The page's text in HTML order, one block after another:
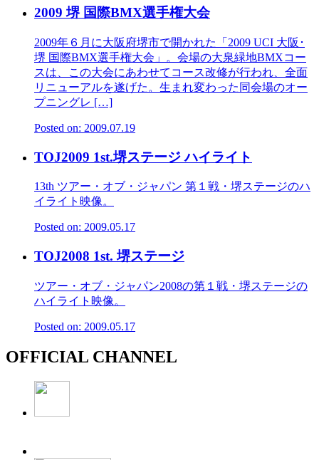
2009 堺 国際BMX選手権大会
2009年６月に大阪府堺市で開かれた「2009 UCI 大阪･
堺 国際BMX選手権大会」。会場の大泉緑地BMXコー
スは、この大会にあわせてコース改修が行われ、全面
リニューアルを遂げた。生まれ変わった同会場のオー
プニングレ […]
Posted on: 2009.07.19
TOJ2009 1st.堺ステージ ハイライト
13th ツアー・オブ・ジャパン 第１戦・堺ステージのハ
イライト映像。
Posted on: 2009.05.17
TOJ2008 1st. 堺ステージ
ツアー・オブ・ジャパン2008の第１戦・堺ステージの
ハイライト映像。
Posted on: 2009.05.17
OFFICIAL CHANNEL